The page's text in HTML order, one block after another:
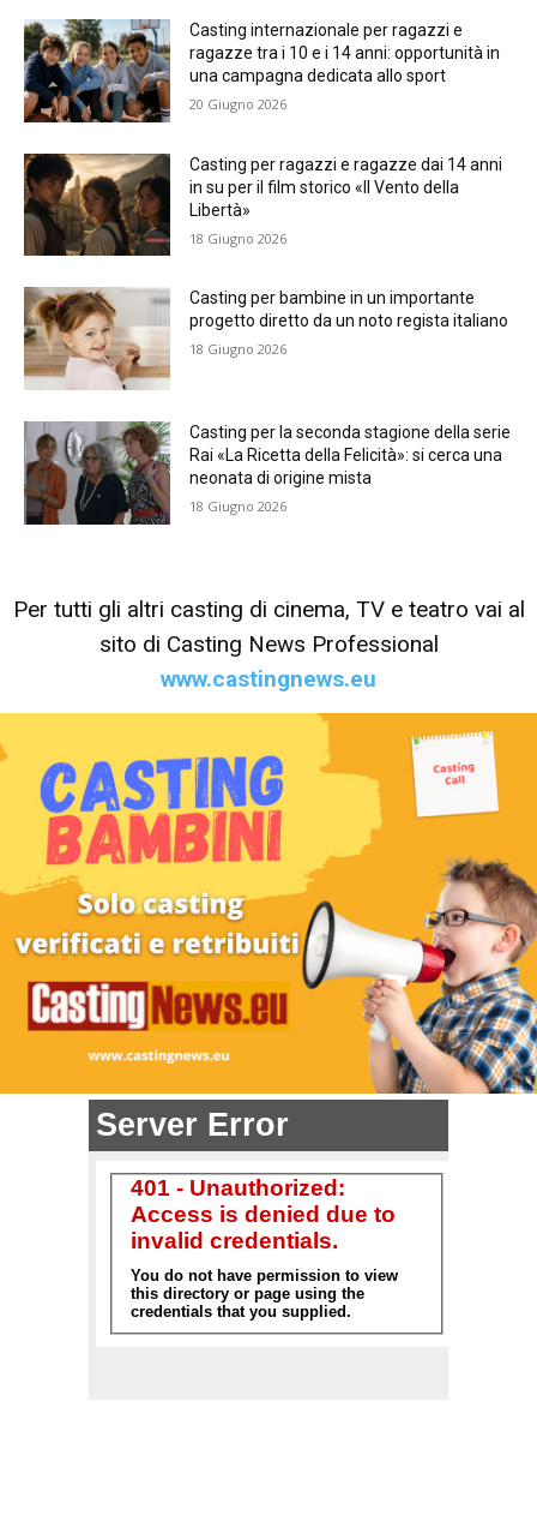
Casting internazionale per ragazzi e
ragazze tra i 10 e i 14 anni: opportunità in
una campagna dedicata allo sport
20 Giugno 2026
Casting per ragazzi e ragazze dai 14 anni
in su per il film storico «Il Vento della
Libertà»
18 Giugno 2026
Casting per bambine in un importante
progetto diretto da un noto regista italiano
18 Giugno 2026
Casting per la seconda stagione della serie
Rai «La Ricetta della Felicità»: si cerca una
neonata di origine mista
18 Giugno 2026
Per tutti gli altri casting di cinema, TV e teatro vai al
sito di Casting News Professional
www.castingnews.eu